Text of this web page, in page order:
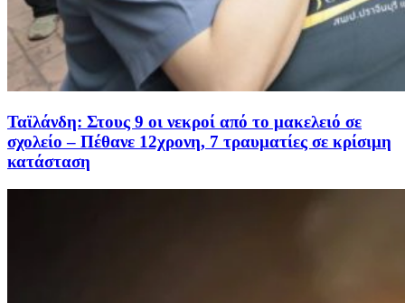
Ταϊλάνδη: Στους 9 οι νεκροί από το μακελειό σε
σχολείο – Πέθανε 12χρονη, 7 τραυματίες σε κρίσιμη
κατάσταση